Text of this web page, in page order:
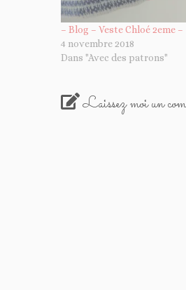
– Blog – Veste Chloé 2eme –
4 novembre 2018
Dans "Avec des patrons"
Laissez moi un